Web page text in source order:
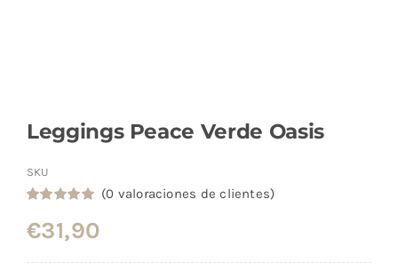
Leggings Peace Verde Oasis
SKU
con5.00de
5 en base a
(0 valoraciones de clientes)
€31,90